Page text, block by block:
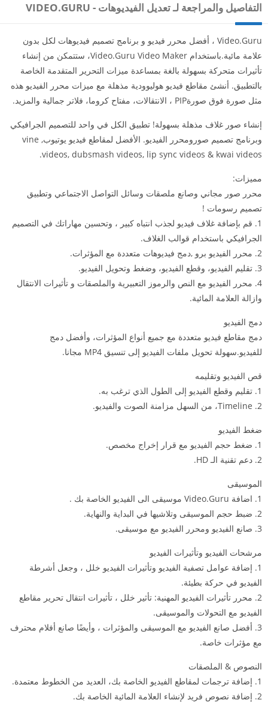
التفاصيل والمراجعة لـ تعديل الفيديوهات - VIDEO.GURU
Video.Guru ، أفضل محرر فيديو و برنامج تصميم فيديوهات لكل بدون
علامة مائية.باستخدام Video.Guru Video Maker، ستتمكن من إنشاء
تأثيرات متحركة بسهولة بالغة بمساعدة ميزات التحرير المتقدمة الخاصة
بالتطبيق. أنشئ مقاطع فيديو هوليوودية مذهلة مع ميزات محرر الفيديو هذه
مثل صورة فوق صورةPIP ، الانتقالات، مفتاح كروما، فلاتر جمالية والمزيد.
إنشاء صور غلاف مذهلة بسهولة! تطبيق الكل في واحد للتصميم الجرافيكي
وبرنامج تصميم صورومحرر الفيديو. الأفضل لمقاطع فيديو يوتيوب, vine
videos, dubsmash videos, lip sync videos & kwai videos.
مميزات:
محرر صور مجاني وصانع ملصقات وسائل التواصل الاجتماعي وتطبيق
تصميم رسومات !
1. قم بإضافة غلاف فيديو لجذب انتباه كبير ، وتحسين مهاراتك في التصميم
الجرافيكي باستخدام قوالب الغلاف.
2. محرر الفيديو برو ,دمج فيديوهات متعددة مع المؤثرات.
3. تقليم الفيديو، وقطع الفيديو، وضغط وتحويل الفيديو.
4. محرر الفيديو مع النص والرموز التعبيرية والملصقات و تأثيرات الانتقال
وازالة العلامة المائية.
دمج الفيديو
دمج مقاطع فيديو متعددة مع جميع أنواع المؤثرات، وأفضل دمج
للفيديو.سهولة تحويل ملفات الفيديو إلى تنسيق MP4 مجانا.
قص الفيديو وتقليمه
1. تقليم وقطع الفيديو إلى الطول الذي ترغب به.
2. Timeline، من السهل مزامنة الصوت والفيديو.
ضغط الفيديو
1. ضغط حجم الفيديو مع قرار إخراج مخصص.
2. دعم تقنية الـ HD.
الموسيقى
1. اضافة Video.Guru موسيقى الى الفيديو الخاصة بك .
2. ضبط حجم الموسيقى وتلاشيها في البداية والنهاية.
3. صانع الفيديو ومحرر الفيديو مع موسيقى.
مرشحات الفيديو وتأثيرات الفيديو
1. إضافة عوامل تصفية الفيديو وتأثيرات الفيديو خلل ، وجعل أشرطة
الفيديو في حركة بطيئة.
2. محرر تأثيرات الفيديو المهنية: تأثير خلل ، تأثيرات انتقال تحرير مقاطع
الفيديو مع التحولات والموسيقى.
3. أفضل صانع الفيديو مع الموسيقى والمؤثرات ، وأيضًا صانع أفلام محترف
مع مؤثرات خاصة.
النصوص & الملصقات
1. إضافة ترجمات لمقاطع الفيديو الخاصة بك، العديد من الخطوط معتمدة.
2. إضافة نصوص فريد لإنشاء العلامة المائية الخاصة بك.